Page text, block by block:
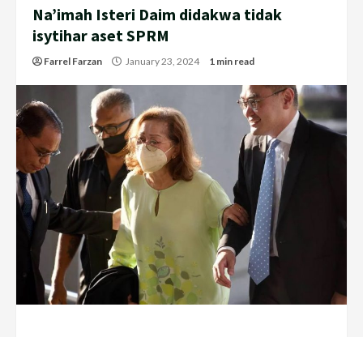
Na’imah Isteri Daim didakwa tidak
isytihar aset SPRM
Farrel Farzan January 23, 2024 1 min read